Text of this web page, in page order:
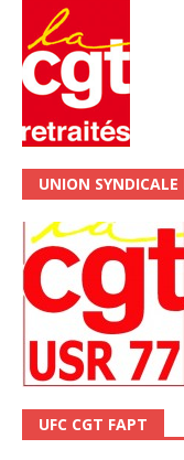
UNION SYNDICALE
UFC CGT FAPT